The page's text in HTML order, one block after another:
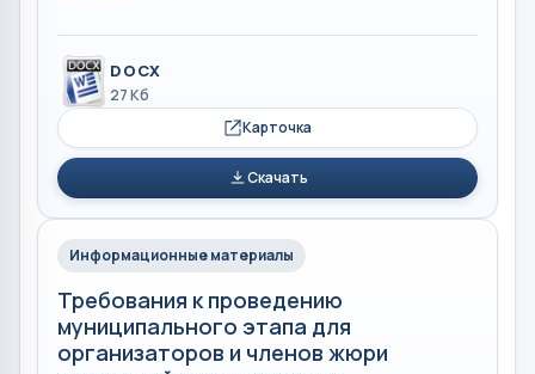
DOCX
27 Кб
Карточка
Скачать
Информационные материалы
Требования к проведению
муниципального этапа для
организаторов и членов жюри